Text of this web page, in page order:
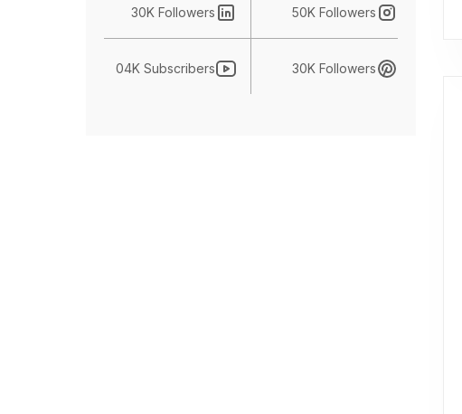
50K Followers
30K Followers
30K Followers
04K Subscribers